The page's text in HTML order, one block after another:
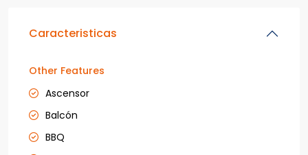
Caracteristicas
Other Features
Ascensor
Balcón
BBQ